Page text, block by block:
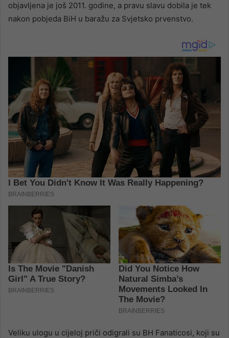
objavljena je još 2011. godine, a pravu slavu dobila je tek
nakon pobjeda BiH u baražu za Svjetsko prvenstvo.
Veliku ulogu u cijeloj priči odigrali su BH Fanaticosi, koji su